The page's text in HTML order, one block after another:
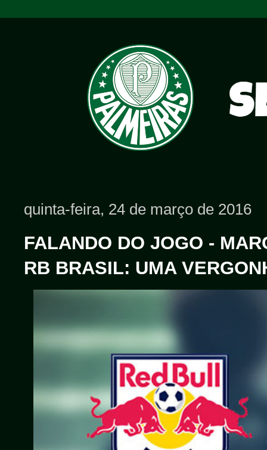
quinta-feira, 24 de março de 2016
FALANDO DO JOGO -
RB BRASIL: UMA